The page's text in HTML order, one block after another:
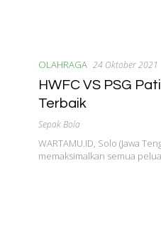
OLAHRAGA 24 Oktober 2021
HWFC VS PSG
Terbaik
Sepak Bola
WARTAMU.ID, Solo (Jawa
memaksimalkan semua